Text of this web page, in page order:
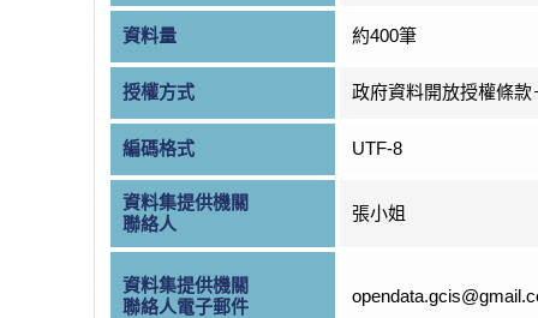
資料量 約400筆
授權方式 政府資料開放授權條款
編碼格式 UTF-8
資料集提供機關
聯絡人
張小姐
資料集提供機關
聯絡人電子郵件